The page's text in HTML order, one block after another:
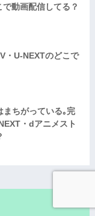
動画配信してる？
・U-NEXTのどこで
まちがっている｡完
・dアニメスト